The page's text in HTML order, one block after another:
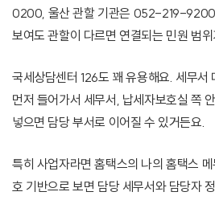
0200, 울산 관할 기관은 052-219-9200
보여도 관할이 다르면 연결되는 민원 범
국세상담센터 126도 꽤 유용해요. 세무서
먼저 들어가서 세무서, 납세자보호실 쪽
넣으면 담당 부서로 이어질 수 있거든요.
특히 사업자라면 홈택스의 나의 홈택스
호 기반으로 보면 담당 세무서와 담당자